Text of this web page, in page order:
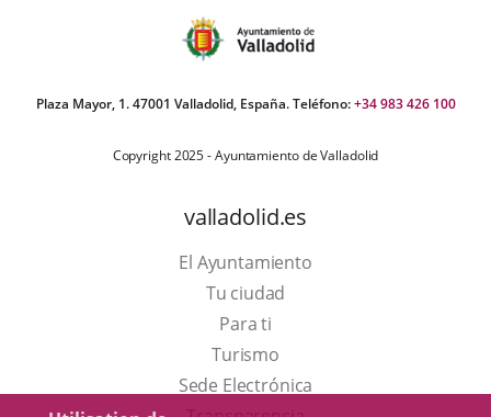
Plaza Mayor, 1. 47001 Valladolid, España. Teléfono:+34 983 426 100
Copyright 2025 - Ayuntamiento de Valladolid
valladolid.es
El Ayuntamiento
Tu ciudad
Para ti
TurismoEste
enlace
Sede Electrónica